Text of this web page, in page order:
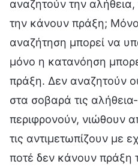
αναζητούν την
την κάνουν πράξη;
αναζήτηση μπορεί να
μόνο η κατανόηση
πράξη. Δεν αναζητούν
στα σοβαρά τις
περιφρονούν, νιώθουν
τις αντιμετωπίζουν με
ποτέ δεν κάνουν πράξη